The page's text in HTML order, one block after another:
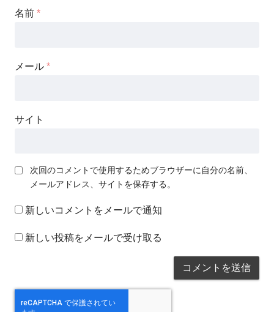
名前 *
メール *
サイト
次回のコメントで使用するためブラウザーに自分の名前、
メールアドレス、サイトを保存する。
新しいコメントをメールで通知
新しい投稿をメールで受け取る